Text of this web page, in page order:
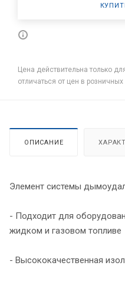
Цена действительна только
отличаться от цен в
ОПИСАНИЕ
Элемент системы
- Подходит для
жидком и газовом топливе
- Высококачественная